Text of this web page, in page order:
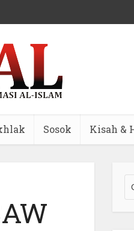
Sosok Kisah &